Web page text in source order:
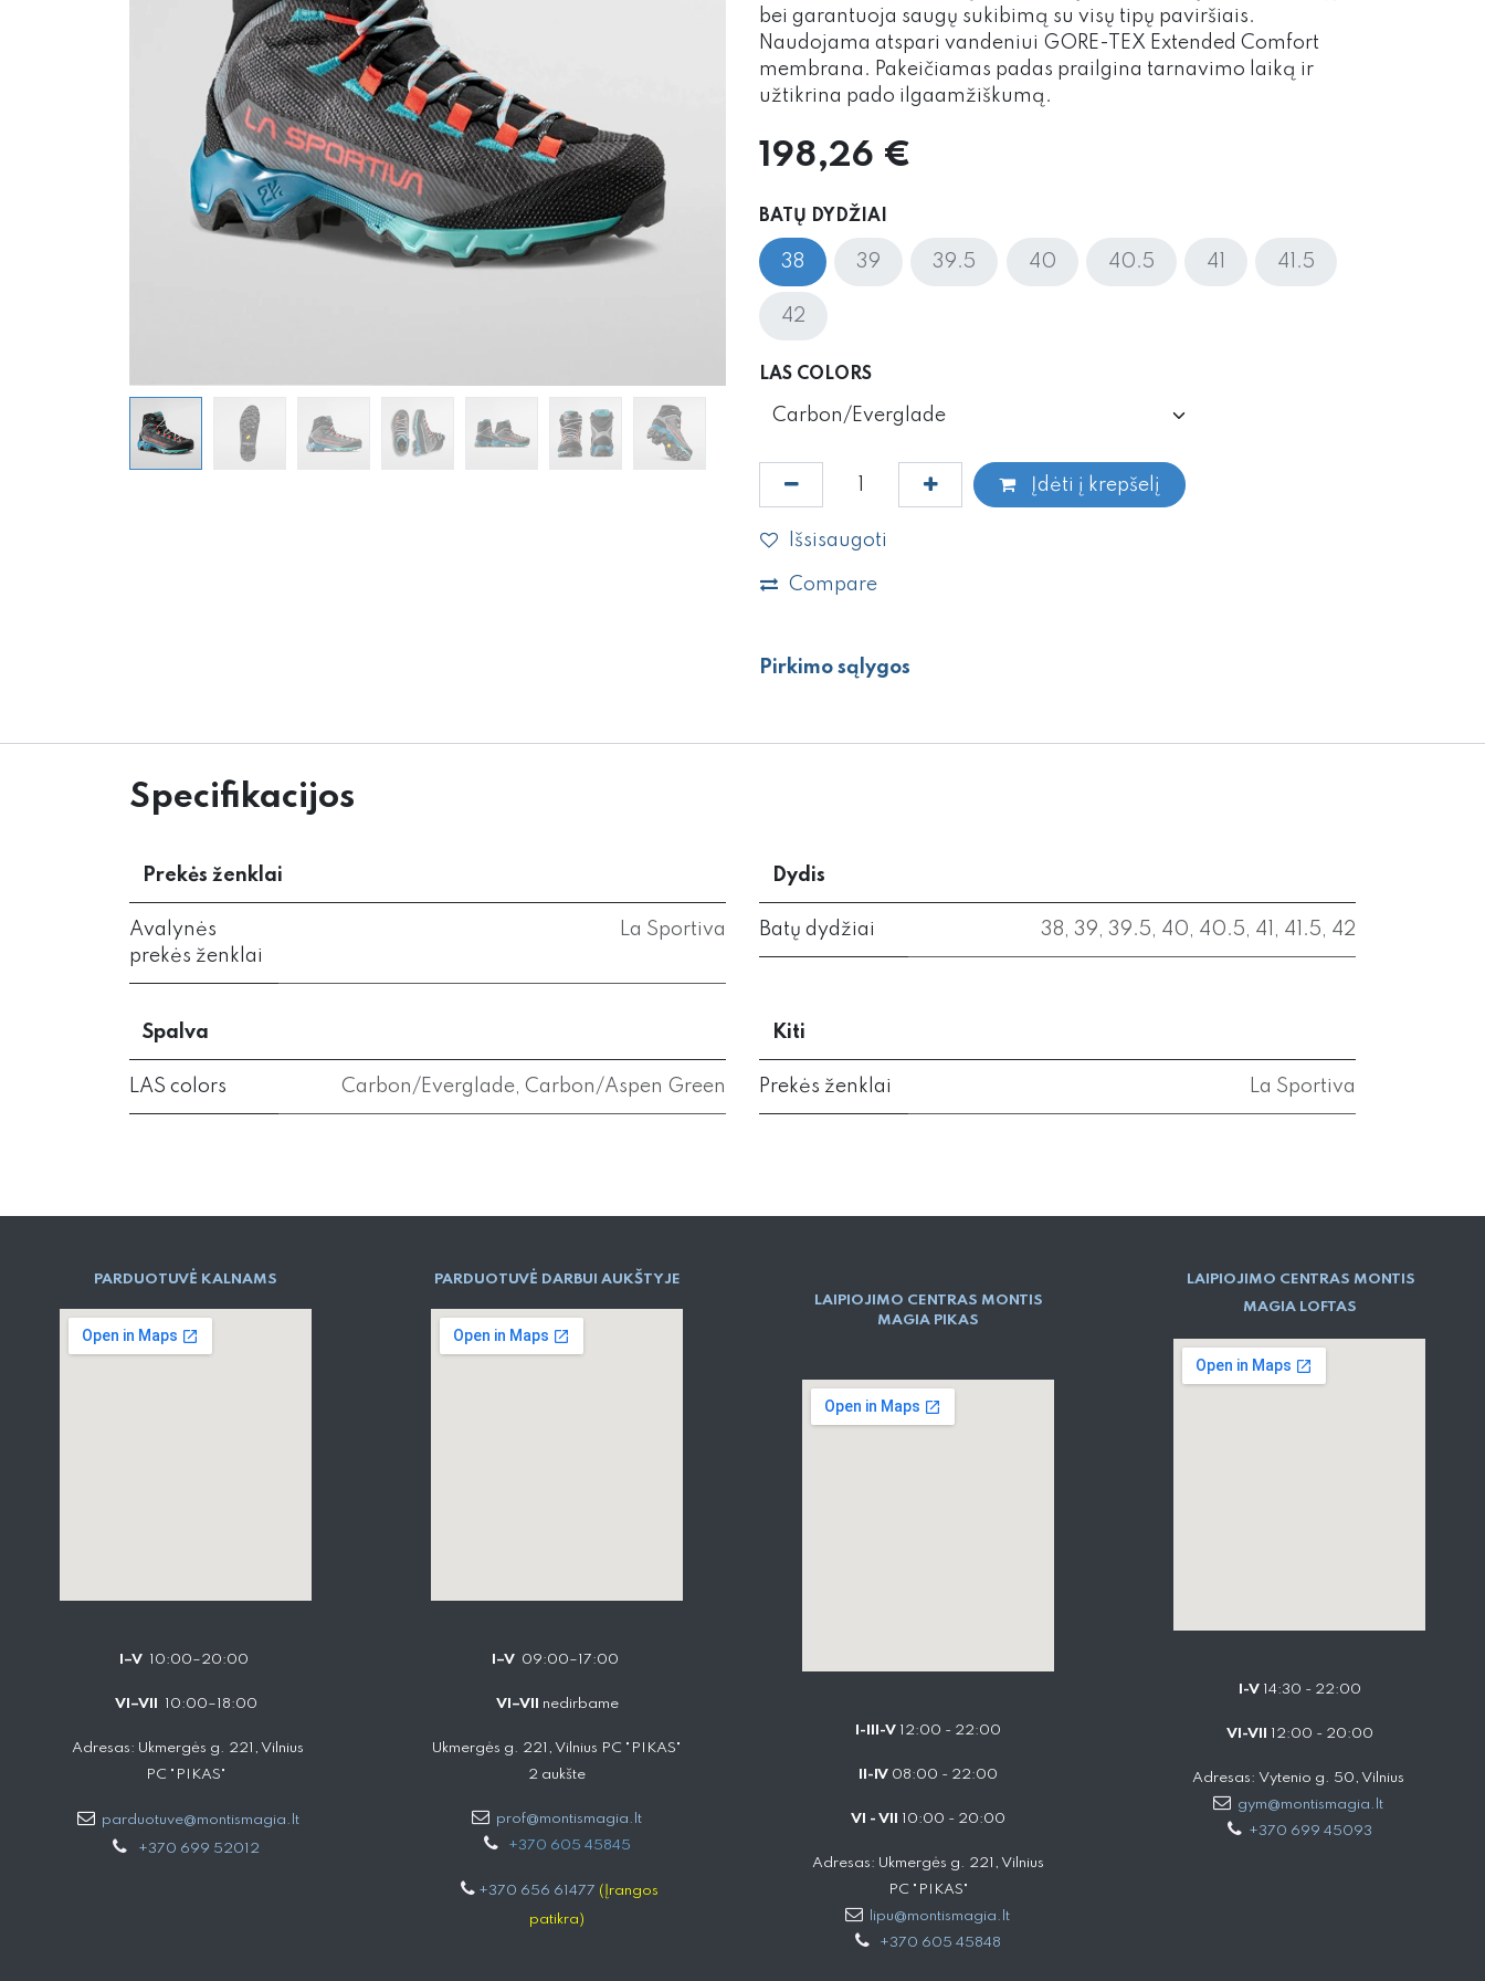
bei garantuoja saugų sukibimą su visų tipų paviršiais.
Naudojama atspari vandeniui GORE-TEX Extended Comfort
membrana. Pakeičiamas padas prailgina tarnavimo laiką ir
užtikrina pado ilgaamžiškumą.​
198,26 €
BATŲ DYDŽIAI
38 39 39.5 40 40.5 41 41.5
42
LAS COLORS
Įdėti į krepšelį
Išsisaugoti
Compare
Pirkimo sąlygos
Specifikacijos
Prekės ženklai
Avalynės
prekės ženklai
La Sportiva
Dydis
Batų dydžiai 38 39 39.5 40 40.5 41 41.5 42
Spalva
LAS colors Carbon/Everglade Carbon/Aspen Green
Kiti
Prekės ženklai La Sportiva
PARD​UOTUVĖ​ KALNAMS
I–V 10:00–20:00
VI–VII 10:00–18:00
Adresas: Ukmergės g. 221, Vilnius
PC "PIKAS"
parduotuve@montismagia.lt
+370 699 52012
PARDUOTUVĖ DARBUI AUKŠTYJE
I–V 09:00–17:00
VI–VII nedirbame
Ukmergės g. 221, Vilnius PC "PIKAS"
2 aukšte
prof@montismagia.lt
+370 605 4584​5
+370 656 61477 (Įrangos
patikra)
LAIPIOJIMO CENTRAS MONTIS
MAGIA PIKAS
I-III-V 12:00 - 22:00
II-IV 08:00 - 22:00
VI - VII 10:00 - 20:00
Adresas: Ukmergės g. 221, Vilnius
PC "PIKAS"
lipu@montismagia.lt
+370 605 45848
LAIPIOJIMO CENTRAS MONTIS
MAGIA LOFTAS
I-V14:30 - 22:00
VI-VII 12:00 - 20:00
Adresas: Vytenio g. 50, Vilnius
gym@montismagia.lt
+370 699 45093